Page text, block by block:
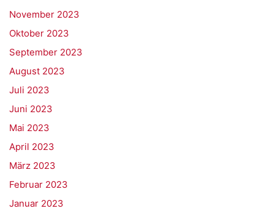
November 2023
Oktober 2023
September 2023
August 2023
Juli 2023
Juni 2023
Mai 2023
April 2023
März 2023
Februar 2023
Januar 2023